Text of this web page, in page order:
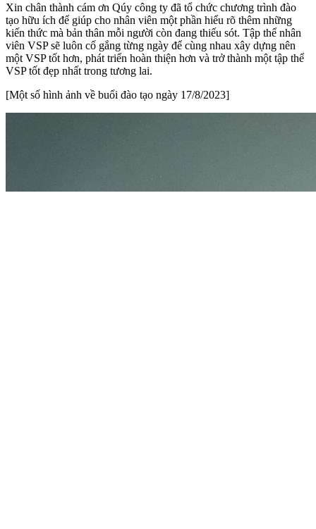
Xin chân thành cám ơn Qúy công ty đã tổ chức chương trình đào
tạo hữu ích để giúp cho nhân viên một phần hiểu rõ thêm những
kiến thức mà bản thân mỗi người còn đang thiếu sót. Tập thể nhân
viên VSP sẽ luôn cố gắng từng ngày để cùng nhau xây dựng nên
một VSP tốt hơn, phát triển hoàn thiện hơn và trở thành một tập thể
VSP tốt đẹp nhất trong tương lai.
[Một số hình ảnh về buổi đào tạo ngày 17/8/2023]